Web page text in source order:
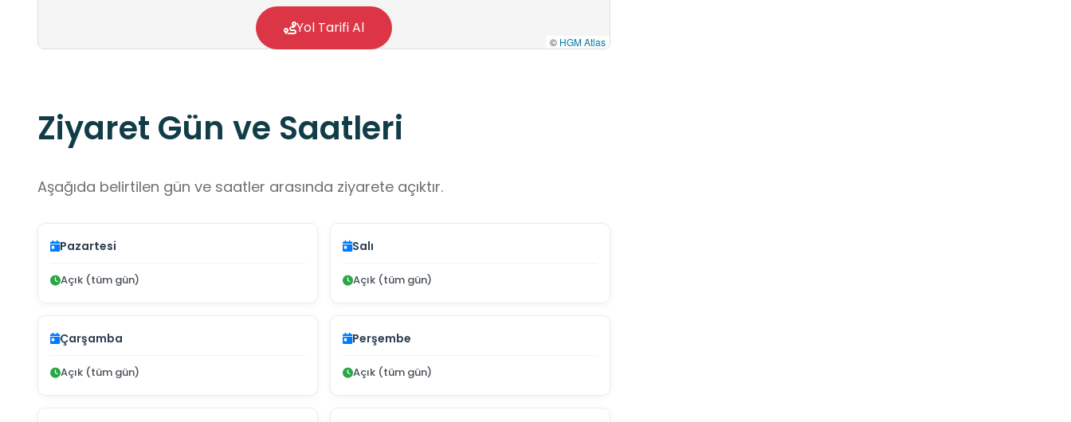
© HGM Atlas
Yol Tarifi Al
Ziyaret Gün ve Saatleri
Aşağıda belirtilen gün ve saatler arasında ziyarete açıktır.
Pazartesi
Açık (tüm gün)
Salı
Açık (tüm gün)
Çarşamba
Açık (tüm gün)
Perşembe
Açık (tüm gün)